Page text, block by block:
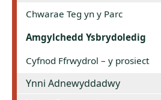
Chwarae Teg yn y Parc
Amgylchedd Ysbrydoledig
Cyfnod Ffrwydrol – y prosiect
Ynni Adnewyddadwy